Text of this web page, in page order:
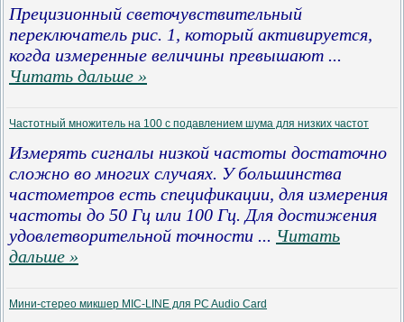
Прецизионный светочувствительный
переключатель рис. 1, который активируется,
когда измеренные величины превышают ...
Читать дальше »
Частотный множитель на 100 с подавлением шума для низких частот
Измерять сигналы низкой частоты достаточно
сложно во многих случаях. У большинства
частометров есть спецификации, для измерения
частоты до 50 Гц или 100 Гц. Для достижения
удовлетворительной точности ... Читать
дальше »
Мини-стерео микшер MIC-LINE для PC Audio Card